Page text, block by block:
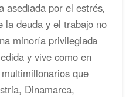
asediada por el estrés,
la deuda y el trabajo no
minoría privilegiada
y vive como en
que
Dinamarca,